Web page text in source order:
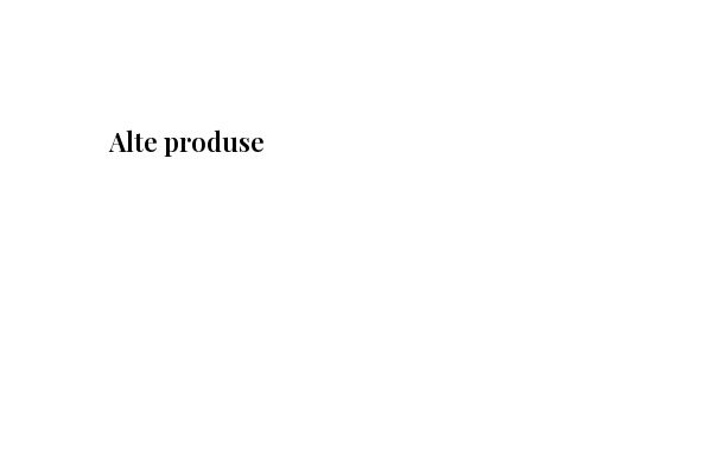
Alte produse